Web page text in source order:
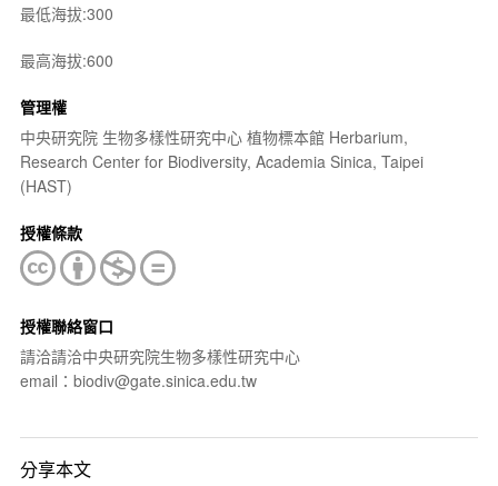
最低海拔:300
最高海拔:600
管理權
中央研究院 生物多樣性研究中心 植物標本館 Herbarium,
Research Center for Biodiversity, Academia Sinica, Taipei
(HAST)
授權條款
授權聯絡窗口
請洽請洽中央研究院生物多樣性研究中心
email：biodiv@gate.sinica.edu.tw
分享本文